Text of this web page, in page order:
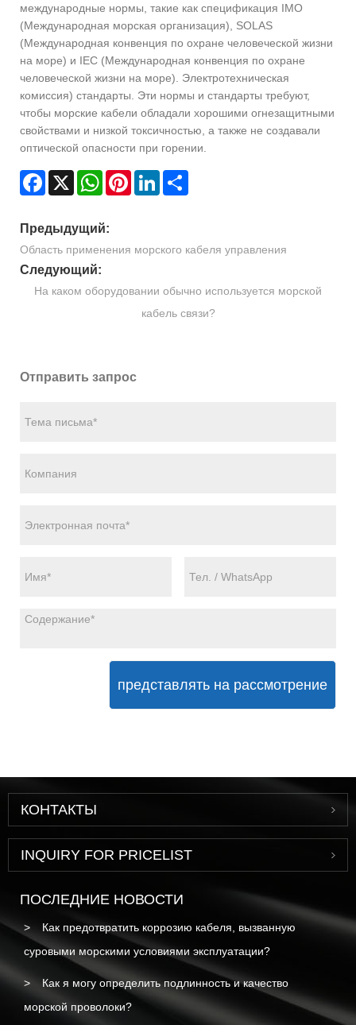
международные нормы, такие как спецификация IMO
(Международная морская организация), SOLAS
(Международная конвенция по охране человеческой жизни
на море) и IEC (Международная конвенция по охране
человеческой жизни на море). Электротехническая
комиссия) стандарты. Эти нормы и стандарты требуют,
чтобы морские кабели обладали хорошими огнезащитными
свойствами и низкой токсичностью, а также не создавали
оптической опасности при горении.
Facebook
X WhatsAppPinterestLinkedIn
Предыдущий:
Область применения морского кабеля управления
Следующий:
На каком оборудовании обычно используется морской
кабель связи?
Отправить запрос
представлять на рассмотрение
КОНТАКТЫ
INQUIRY FOR PRICELIST
ПОСЛЕДНИЕ НОВОСТИ
Как предотвратить коррозию кабеля, вызванную
суровыми морскими условиями эксплуатации?
Как я могу определить подлинность и качество
морской проволоки?